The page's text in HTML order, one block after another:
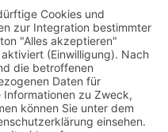
Webdesign Jobportal
Neuer Beitrag Joomla
Neuer Menüpunkt Joomla
Weiterlesen-Funktion
Bild einfügen Joomla
Interne Verlinkung